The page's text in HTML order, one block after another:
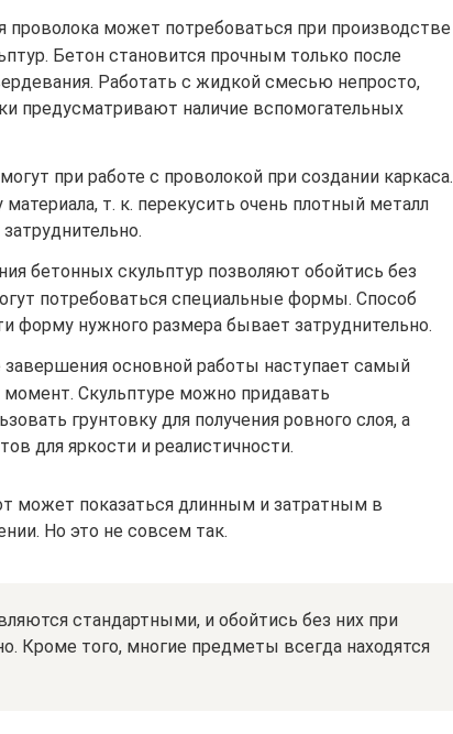
проволока может потребоваться при производстве
Бетон становится прочным только после
Работать с жидкой смесью непросто,
предусматривают наличие вспомогательных
при работе с проволокой при создании каркаса.
т. к. перекусить очень плотный металл
бетонных скульптур позволяют обойтись без
потребоваться специальные формы. Способ
форму нужного размера бывает затруднительно.
завершения основной работы наступает самый
Скульптуре можно придавать
грунтовку для получения ровного слоя, а
для яркости и реалистичности.
может показаться длинным и затратным в
Но это не совсем так.
стандартными, и обойтись без них при
Кроме того, многие предметы всегда находятся